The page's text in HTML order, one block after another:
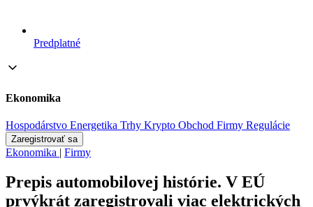
Predplatné
Ekonomika
Hospodárstvo Energetika Trhy Krypto Obchod Firmy Regulácie
Zaregistrovať sa
Ekonomika | Firmy
Prepis automobilovej histórie. V EÚ
prvýkrát zaregistrovali viac elektrických